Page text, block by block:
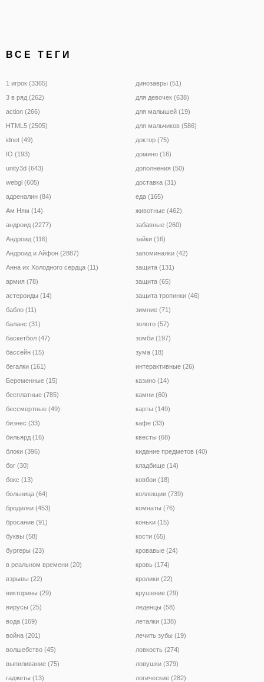
ВСЕ ТЕГИ
1 игрок (3365)
3 в ряд (262)
action (266)
HTML5 (2505)
idnet (49)
IO (193)
unity3d (643)
webgl (605)
адреналин (84)
Ам Ням (14)
андроид (2277)
Андроид (116)
Андроид и Айфон (2887)
Анна их Холодного сердца (11)
армия (78)
астероиды (14)
бабло (11)
баланс (31)
баскетбол (47)
бассейн (15)
бегалки (161)
Беременные (15)
бесплатные (785)
бессмертные (49)
бизнес (33)
бильярд (16)
блоки (396)
бог (30)
бокс (13)
больница (64)
бродилки (453)
бросание (91)
буквы (58)
бургеры (23)
в реальном времени (20)
взрывы (22)
викторины (29)
вирусы (25)
вода (169)
война (201)
волшебство (45)
выпиливание (75)
гаджеты (13)
динозавры (51)
для девочек (638)
для малышей (19)
для мальчиков (586)
доктор (75)
домино (16)
дополнения (50)
доставка (31)
еда (165)
животные (462)
забавные (260)
зайки (16)
запоминалки (42)
защита (131)
защита (65)
защита тропинки (46)
зимние (71)
золото (57)
зомби (197)
зума (18)
интерактивные (26)
казино (14)
камни (60)
карты (149)
кафе (33)
квесты (68)
кидание предметов (40)
кладбище (14)
ковбои (18)
коллекции (739)
комнаты (76)
коньки (15)
кости (65)
кровавые (24)
кровь (174)
кролики (22)
крушение (29)
леденцы (58)
леталки (138)
лечить зубы (19)
ловкость (274)
ловушки (379)
логические (282)